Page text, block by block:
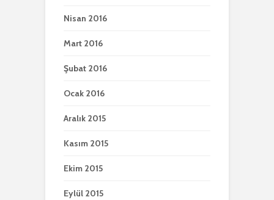
Nisan 2016
Mart 2016
Şubat 2016
Ocak 2016
Aralık 2015
Kasım 2015
Ekim 2015
Eylül 2015